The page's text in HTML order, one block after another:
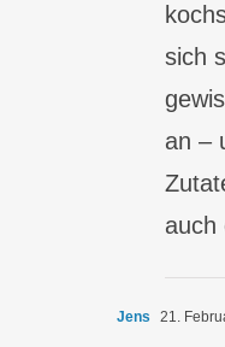
sich
an –
auch
Jens 21.